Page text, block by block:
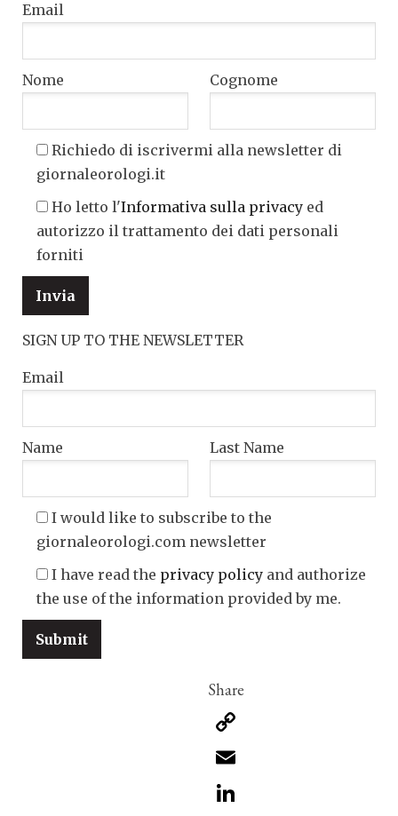
Email
Nome Cognome
Richiedo di iscrivermi alla newsletter di
giornaleorologi.it
Ho letto l'Informativa sulla privacy ed
autorizzo il trattamento dei dati personali
forniti
SIGN UP TO THE NEWSLETTER
Email
Name Last Name
I would like to subscribe to the
giornaleorologi.com newsletter
I have read the privacy policy and authorize
the use of the information provided by me.